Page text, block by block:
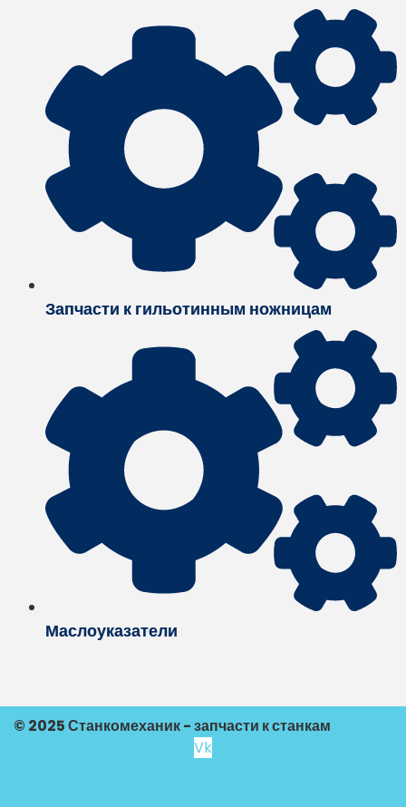
Запчасти к гильотинным ножницам
Маслоуказатели
© 2025 Станкомеханик - запчасти к станкам
Vk